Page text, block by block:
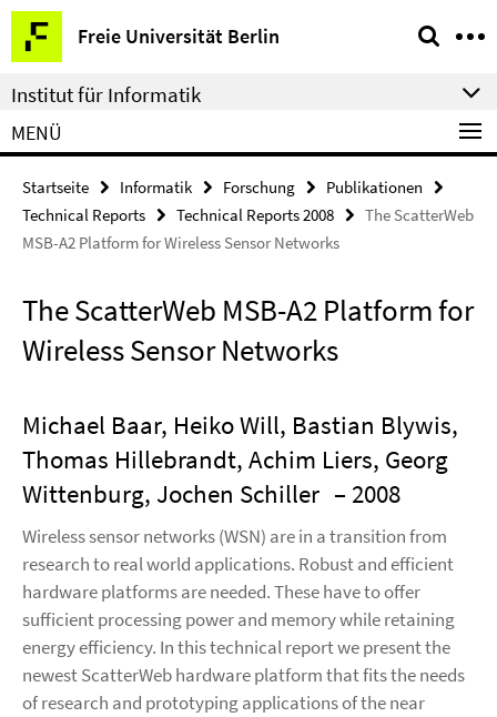
Springe
direkt
zu
Inhalt
Freie Universität Berlin
Service-
Navigation
Institut für Informatik
MENÜ
Startseite Informatik Forschung
Publikationen
Technical Reports
Technical Reports 2008
The ScatterWeb
MSB-A2 Platform for Wireless Sensor Networks
The ScatterWeb MSB-A2 Platform for
Wireless Sensor Networks
Michael Baar, Heiko Will, Bastian Blywis,
Thomas Hillebrandt, Achim Liers, Georg
Wittenburg, Jochen Schiller – 2008
Wireless sensor networks (WSN) are in a transition from
research to real world applications. Robust and efficient
hardware platforms are needed. These have to offer
sufficient processing power and memory while retaining
energy efficiency. In this technical report we present the
newest ScatterWeb hardware platform that fits the needs
of research and prototyping applications of the near